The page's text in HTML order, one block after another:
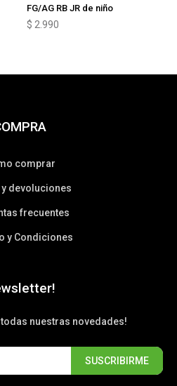
FG/AG RB JR de niño
$ 2.990
comprar
y devoluciones
frecuentes
y Condiciones
nuestras novedades!
SUSCRIBIRME